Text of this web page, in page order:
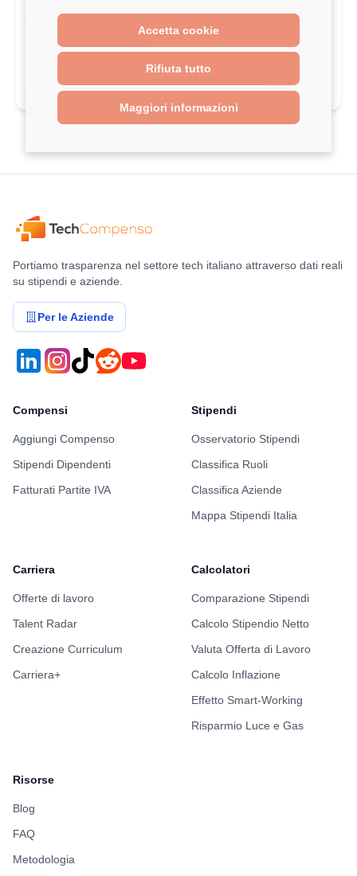
Accetta cookie
Rifiuta tutto
Maggiori informazioni
Portiamo trasparenza nel settore tech italiano attraverso dati reali
su stipendi e aziende.
Per le Aziende
Compensi
Aggiungi Compenso
Stipendi Dipendenti
Fatturati Partite IVA
Stipendi
Osservatorio Stipendi
Classifica Ruoli
Classifica Aziende
Mappa Stipendi Italia
Carriera
Offerte di lavoro
Talent Radar
Creazione Curriculum
Carriera+
Calcolatori
Comparazione Stipendi
Calcolo Stipendio Netto
Valuta Offerta di Lavoro
Calcolo Inflazione
Effetto Smart-Working
Risparmio Luce e Gas
Risorse
Blog
FAQ
Metodologia